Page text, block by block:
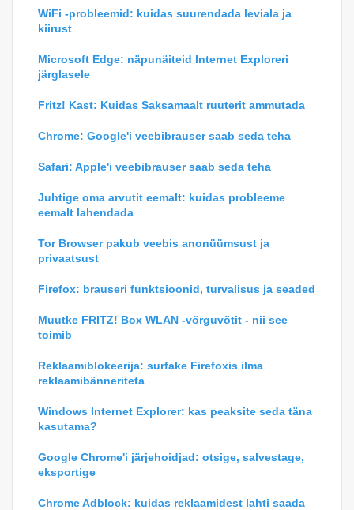
WiFi -probleemid: kuidas suurendada leviala ja
kiirust
Microsoft Edge: näpunäiteid Internet Exploreri
järglasele
Fritz! Kast: Kuidas Saksamaalt ruuterit ammutada
Chrome: Google'i veebibrauser saab seda teha
Safari: Apple'i veebibrauser saab seda teha
Juhtige oma arvutit eemalt: kuidas probleeme
eemalt lahendada
Tor Browser pakub veebis anonüümsust ja
privaatsust
Firefox: brauseri funktsioonid, turvalisus ja seaded
Muutke FRITZ! Box WLAN -võrguvõtit - nii see
toimib
Reklaamiblokeerija: surfake Firefoxis ilma
reklaamibänneriteta
Windows Internet Explorer: kas peaksite seda täna
kasutama?
Google Chrome'i järjehoidjad: otsige, salvestage,
eksportige
Chrome Adblock: kuidas reklaamidest lahti saada